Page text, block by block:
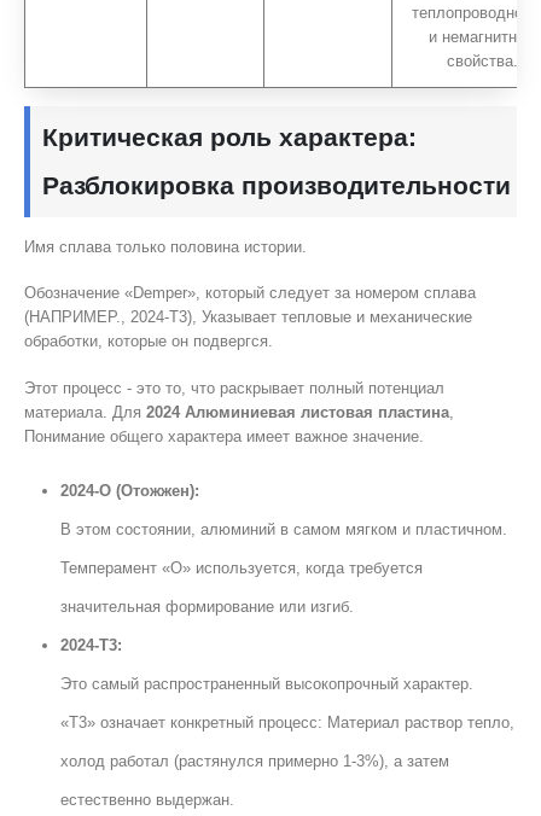
и немагнитные
свойства.
Критическая роль характера:
Разблокировка производительности
Имя сплава только половина истории.
Обозначение «Demper», который следует за номером сплава
(НАПРИМЕР., 2024-T3), Указывает тепловые и механические
обработки, которые он подвергся.
Этот процесс - это то, что раскрывает полный потенциал
материала. Для 2024 Алюминиевая листовая пластина
Понимание общего характера имеет важное значение.
2024-О (Отожжен):
В этом состоянии, алюминий в самом мягком и пластичном.
Темперамент «O» используется, когда требуется
значительная формирование или изгиб.
2024-T3:
Это самый распространенный высокопрочный характер.
«T3» означает конкретный процесс: Материал раствор тепло,
холод работал (растянулся примерно 1-3%), а затем
естественно выдержан.